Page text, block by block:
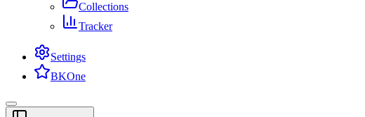
Collections
Tracker
Settings
BKOne